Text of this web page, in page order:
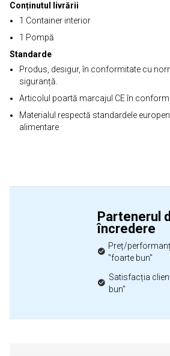
Conținutul livrării
1 Container interior
1 Pompă
Standarde
Produs, desigur, în conformitate cu
siguranță.
Articolul poartă marcajul CE în
Materialul respectă standardele
alimentare
Partenerul
încredere
Preț/
"foarte bun"
Satisfacția
bun"